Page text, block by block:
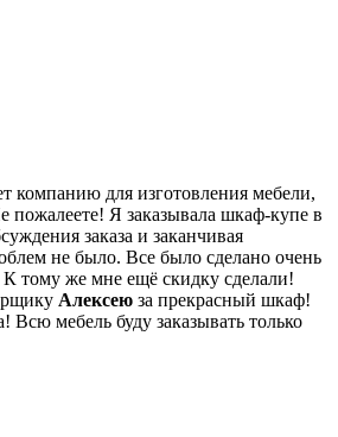
компанию для изготовления мебели,
Я заказывала шкаф-купе в
заказа и заканчивая
не было. Все было сделано очень
К тому же мне ещё скидку сделали!
Алексею за прекрасный шкаф!
Всю мебель буду заказывать только